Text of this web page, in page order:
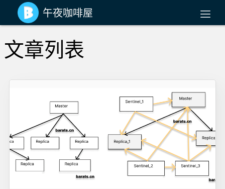
午夜咖啡屋
文章列表